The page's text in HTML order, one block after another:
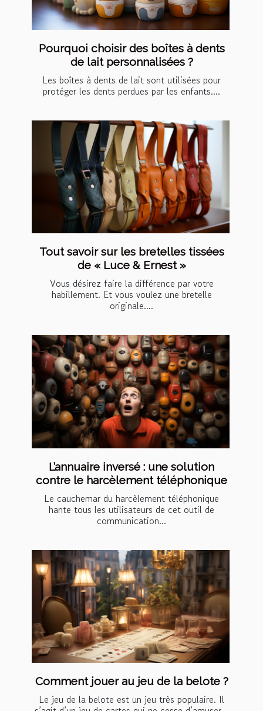
Pourquoi choisir des boîtes à dents
de lait personnalisées ?
Les boîtes à dents de lait sont utilisées pour
protéger les dents perdues par les enfants....
Tout savoir sur les bretelles tissées
de « Luce & Ernest »
Vous désirez faire la différence par votre
habillement. Et vous voulez une bretelle
originale....
L’annuaire inversé : une solution
contre le harcèlement téléphonique
Le cauchemar du harcèlement téléphonique
hante tous les utilisateurs de cet outil de
communication...
Comment jouer au jeu de la belote ?
Le jeu de la belote est un jeu très populaire. Il